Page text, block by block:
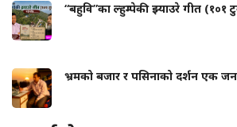
“बहुवि”का ल्हुम्पेकी झ्याउरे गीत
भ्रमको बजार र पसिनाको दर्शन एक